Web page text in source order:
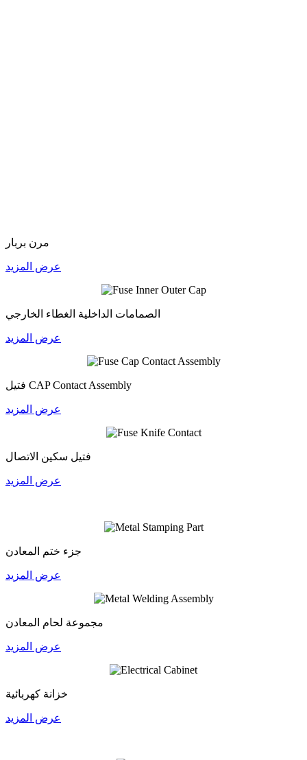
مرن بربار
عرض المزيد
الصمامات الداخلية الغطاء الخارجي
عرض المزيد
فتيل CAP Contact Assembly
عرض المزيد
فتيل سكين الاتصال
عرض المزيد
جزء ختم المعادن
عرض المزيد
مجموعة لحام المعادن
عرض المزيد
خزانة كهربائية
عرض المزيد